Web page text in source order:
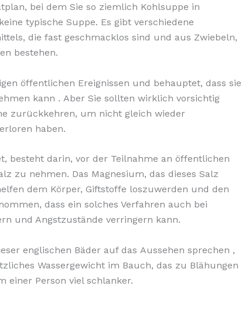
bei dem Sie so ziemlich Kohlsuppe in
typische Suppe. Es gibt verschiedene
die fast geschmacklos sind und aus Zwiebeln,
bestehen.
öffentlichen Ereignissen und behauptet, dass sie
kann . Aber Sie sollten wirklich vorsichtig
zurückkehren, um nicht gleich wieder
haben.
besteht darin, vor der Teilnahme an öffentlichen
zu nehmen. Das Magnesium, das dieses Salz
dem Körper, Giftstoffe loszuwerden und den
dass ein solches Verfahren auch bei
und Angstzustände verringern kann.
englischen Bäder auf das Aussehen sprechen ,
Wassergewicht im Bauch, das zu Blähungen
einer Person viel schlanker.